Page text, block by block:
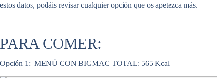
estos datos, podáis revisar cualquier opción que os apetezca más.
PARA COMER:
Opción 1: MENÚ CON BIGMAC TOTAL: 565 Kcal